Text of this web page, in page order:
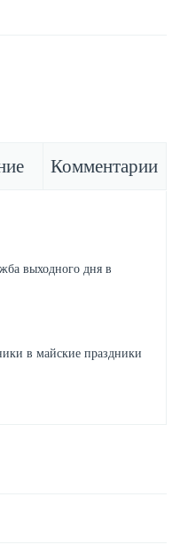
Комментарии
выходного дня в
в майские праздники